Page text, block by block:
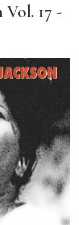
Vol. 17 -